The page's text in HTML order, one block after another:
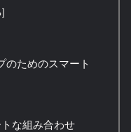
のためのスマート
な組み合わせ